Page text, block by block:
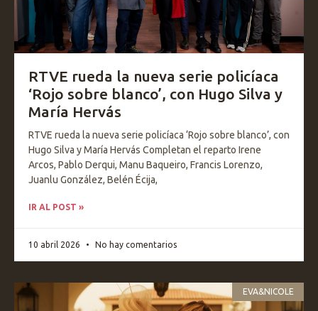
RTVE rueda la nueva serie policíaca
‘Rojo sobre blanco’, con Hugo Silva y
María Hervás
RTVE rueda la nueva serie policíaca ‘Rojo sobre blanco’, con
Hugo Silva y María Hervás Completan el reparto Irene
Arcos, Pablo Derqui, Manu Baqueiro, Francis Lorenzo,
Juanlu González, Belén Écija,
IR AL POST »
10 abril 2026 No hay comentarios
EVA&NICOLE